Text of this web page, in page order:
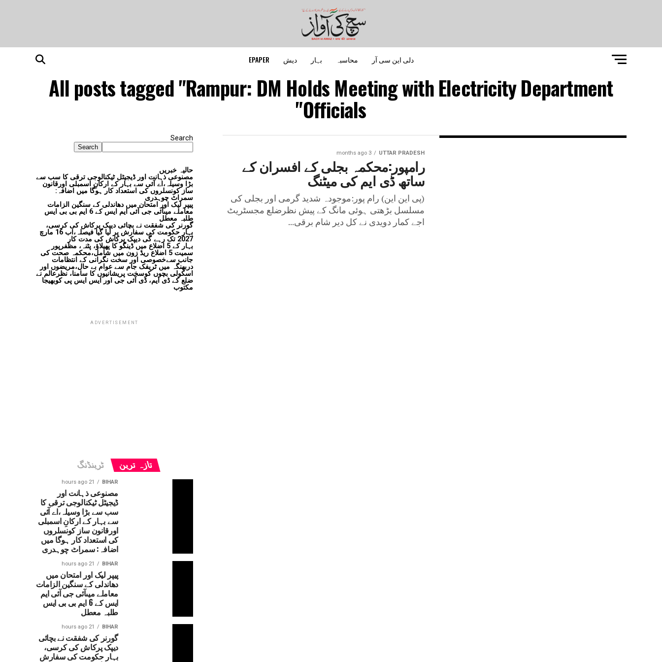
دلی این سی آر محاسبہ بہار دیش EPAPER
All posts tagged "Rampur: DM Holds Meeting with Electricity Department
Officials"
UTTAR PRADESH
3 months ago
رامپور:محکمہ بجلی کے افسران کے
ساتھ ڈی ایم کی میٹنگ
(پی این این) رام پور:موجودہ شدید گرمی اور بجلی کی
مسلسل بڑھتی ہوئی مانگ کے پیش نظرضلع مجسٹریٹ
اجے کمار دویدی نے کل دیر شام برقی...
Search
Search
حالیہ خبریں
مصنوعی ذہانت اور ڈیجیٹل ٹیکنالوجی ترقی کا سب سے
بڑا وسیلہ،اے آئی سے بہار کے ارکانِ اسمبلی اورقانون
ساز کونسلروں کی استعداد کار ہوگا میں اضافہ:
سمراٹ چوہدری
پیپر لیک اور امتحان میں دھاندلی کے سنگین الزامات
معاملے میںآئی جی آئی ایم ایس کے 6 ایم بی بی ایس
طلبہ معطل
گورنر کی شفقت نے بچائی دیپک پرکاش کی کرسی،
بہار حکومت کی سفارش پر لیا گیا فیصلہ،اب 16 مارچ
2027 تک رہے گی دیپک پرکاش کی مدت کار
بہار کے 5 اضلاع میں ڈینگو کا پھیلاؤ، پٹنہ، مظفرپور
سمیت 5 اضلاع ریڈ زون میں شامل،محکمہ صحت کی
جانب سےخصوصی اور سخت نگرانی کے انتظامات
دربھنگہ میں ٹریفک جام سے عوام بے حال،مریضوں اور
اسکولی بچوں کوسخت پریشانیوں کا سامنا، نظرعالم نے
ضلع کے ڈی ایم، ڈی آئی جی اور ایس ایس پی کوبھیجا
مکتوب
ADVERTISEMENT
تازہ ترین ٹرینڈنگ
BIHAR
21 hours ago
مصنوعی ذہانت اور
ڈیجیٹل ٹیکنالوجی ترقی کا
سب سے بڑا وسیلہ،اے آئی
سے بہار کے ارکانِ اسمبلی
اورقانون ساز کونسلروں
کی استعداد کار ہوگا میں
اضافہ: سمراٹ چوہدری
BIHAR
21 hours ago
پیپر لیک اور امتحان میں
دھاندلی کے سنگین الزامات
معاملے میںآئی جی آئی ایم
ایس کے 6 ایم بی بی ایس
طلبہ معطل
BIHAR
21 hours ago
گورنر کی شفقت نے بچائی
دیپک پرکاش کی کرسی،
بہار حکومت کی سفارش